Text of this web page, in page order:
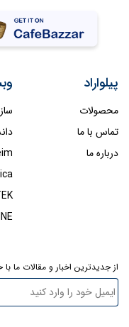
پیلواراد
محصولات
تماس با ما
درباره ما
از جدیدترین اخبار و مقالات ما